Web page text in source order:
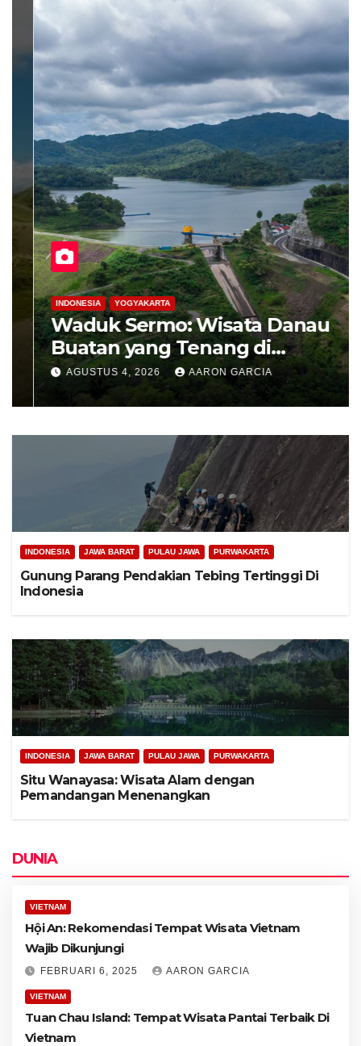
INDONESIA YOGYAKARTA
Waduk Sermo: Wisata Danau
Buatan yang Tenang di
Perbukitan Menoreh Kulon
Progo
AGUSTUS 4, 2026 AARON GARCIA
INDONESIA JAWA BARAT PULAU JAWA PURWAKARTA
Gunung Parang Pendakian Tebing Tertinggi Di
Indonesia
INDONESIA JAWA BARAT PULAU JAWA PURWAKARTA
Situ Wanayasa: Wisata Alam dengan
Pemandangan Menenangkan
DUNIA
VIETNAM
Hội An: Rekomendasi Tempat Wisata Vietnam
Wajib Dikunjungi
FEBRUARI 6, 2025 AARON GARCIA
VIETNAM
Tuan Chau Island: Tempat Wisata Pantai Terbaik Di
Vietnam